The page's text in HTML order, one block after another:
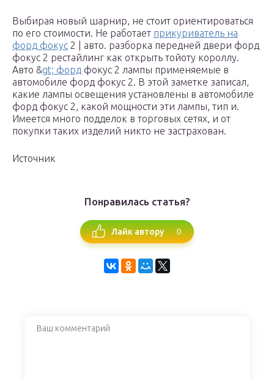
Выбирая новый шарнир, не стоит ориентироваться
по его стоимости. Не работает прикуриватель на
форд фокус 2 | авто. разборка передней двери форд
фокус 2 рестайлинг как открыть тойоту короллу.
Авто &gt; форд фокус 2 лампы применяемые в
автомобиле форд фокус 2. В этой заметке записал,
какие лампы освещения установлены в автомобиле
форд фокус 2, какой мощности эти лампы, тип и.
Имеется много подделок в торговых сетях, и от
покупки таких изделий никто не застрахован.
Источник
Понравилась статья?
Лайк автору 0